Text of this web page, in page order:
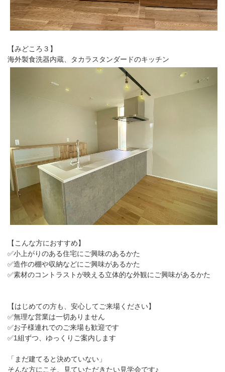
【みどころ３】
海外製食洗器内蔵、タカラスタンダードのキッチン
【こんな方におすすめ】
✅小上がりのある住宅にご興味のあるかた
✅造作の棚や収納などにご興味があるかた
✅素材のコントラストが映える立体的な外観にご興味があるかた
【はじめての方も、安心してご来場ください】
✅無理な営業は一切ありません
✅お子様連れでのご来場も歓迎です
✅1組ずつ、ゆっくりご案内します
「まだ建てると決めていない」
そんな方にこそ、見ていただきたい見学会です♪